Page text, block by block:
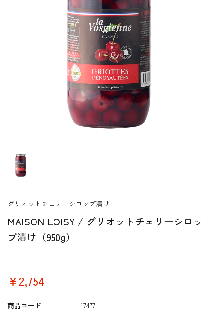
MAISON LOISY / グリオットチェリーシロッ
プ漬け（950g）
グリオットチェリーシロップ漬け
￥2,754
商品コード
17477